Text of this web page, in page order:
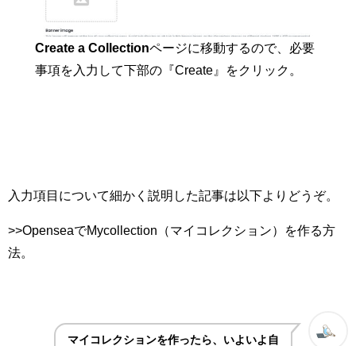
Create a Collectionページに移動するので、必要
事項を入力して下部の『Create』をクリック。
入力項目について細かく説明した記事は以下よりどうぞ。
>>OpenseaでMycollection（マイコレクション）を作る方
法。
マイコレクションを作ったら、いよいよ自